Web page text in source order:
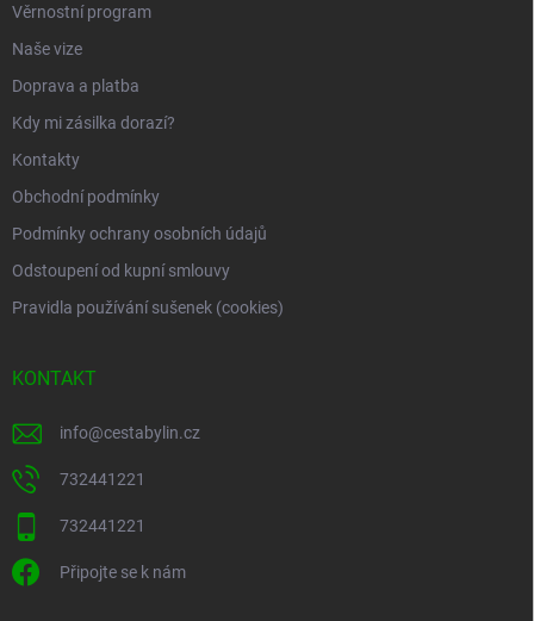
Věrnostní program
Naše vize
Doprava a platba
Kdy mi zásilka dorazí?
Kontakty
Obchodní podmínky
Podmínky ochrany osobních údajů
Odstoupení od kupní smlouvy
Pravidla používání sušenek (cookies)
KONTAKT
info@cestabylin.cz
732441221
732441221
Připojte se k nám